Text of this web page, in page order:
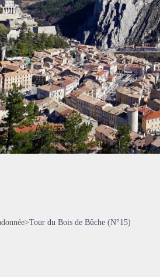
>Tour du Bois de Bûche (N°15)